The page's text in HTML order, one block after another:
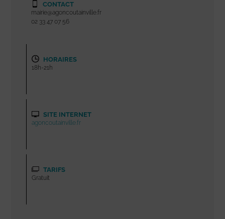
CONTACT
mairie@agoncoutainville.fr
02 33 47 07 56
HORAIRES
18h-21h
SITE INTERNET
agoncoutainville.fr
TARIFS
Gratuit